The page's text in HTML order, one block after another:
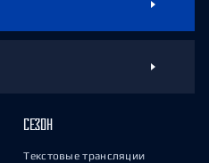
СЕЗОН
Текстовые трансляции